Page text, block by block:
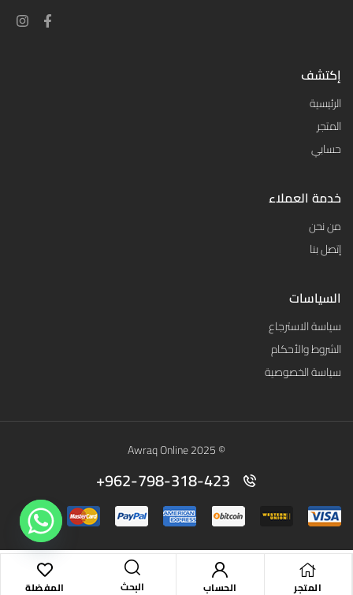
المتجر الحساب البحث المفضلة
إكتشف
الرئيسية
المتجر
حسابي
خدمة العملاء
من نحن
إتصل بنا
السياسات
سياسة الاسترجاع
الشروط والأحكام
سياسة الخصوصية
© 2025 Awraq Online
962-798-318-423+